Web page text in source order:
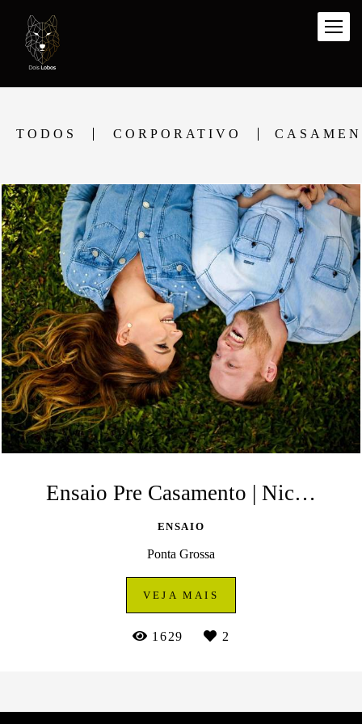
TODOS CORPORATIVO
Ensaio Pre Casamento | Nicole e Angelo | Porto Brazos | Ponta Grossa
ENSAIO
Ponta Grossa
VEJA MAIS
1629 2